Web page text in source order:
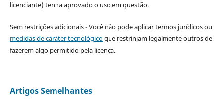
licenciante) tenha aprovado o uso em questão.
Sem restrições adicionais - Você não pode aplicar termos jurídicos ou
medidas de caráter tecnológicoque restrinjam legalmente outros de
fazerem algo permitido pela licença.
Artigos Semelhantes